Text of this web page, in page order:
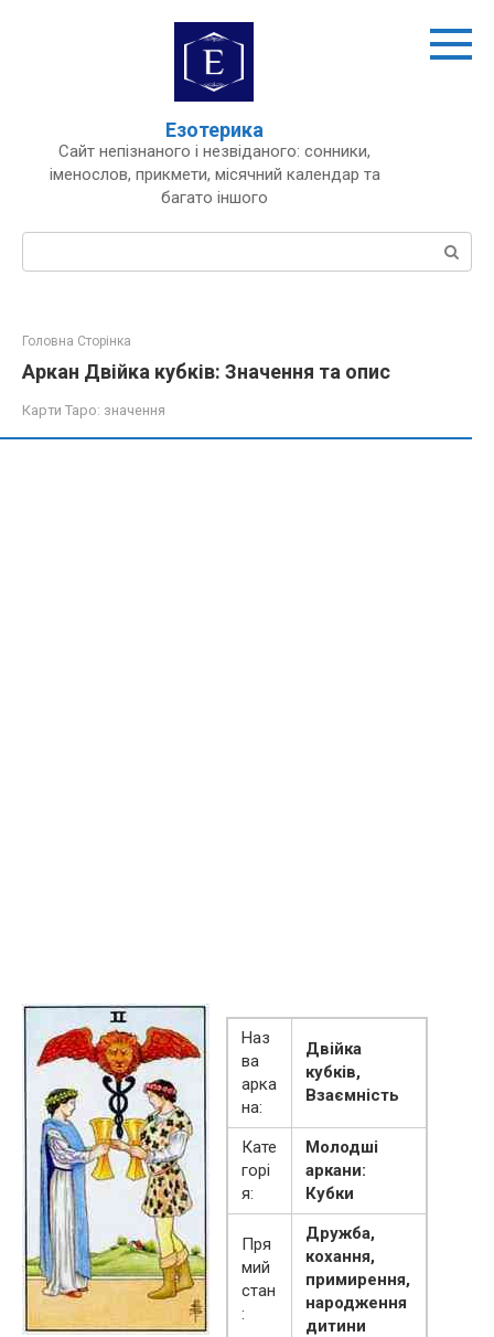
Езотерика
Сайт непізнаного і незвіданого: сонники,
іменослов, прикмети, місячний календар та
багато іншого
Пошук:
Головна Сторінка
Аркан Двійка кубків: Значення та опис
Карти Таро: значення
Наз
ва
арка
на:
Двійка
кубків,
Взаємність
Кате
горі
я:
Молодші
аркани:
Кубки
Пря
мий
стан
:
Дружба,
кохання,
примирення,
народження
дитини